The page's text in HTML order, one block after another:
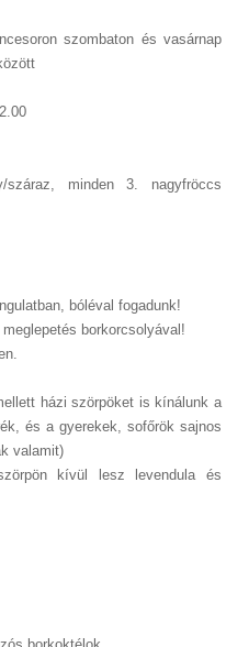
szombaton és vasárnap
száraz, minden 3. nagyfröccs
bóléval fogadunk!
borkorcsolyával!
házi szörpöket is kínálunk a
és a gyerekek, sofőrök sajnos
valamit)
kívül lesz levendula és